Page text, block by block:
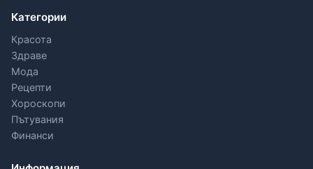
Категории
Красота
Здраве
Мода
Рецепти
Хороскопи
Пътувания
Финанси